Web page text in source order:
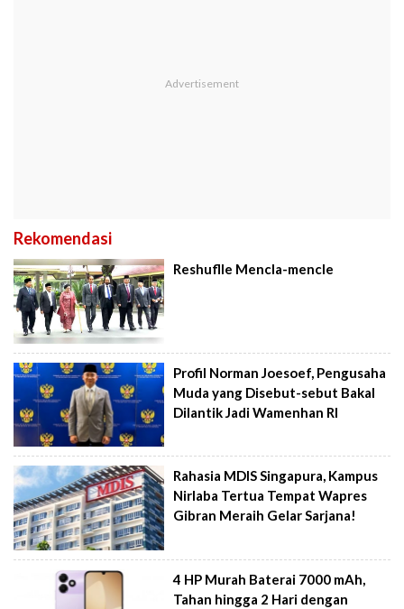
Rekomendasi
Reshuflle Mencla-mencle
Profil Norman Joesoef, Pengusaha
Muda yang Disebut-sebut Bakal
Dilantik Jadi Wamenhan RI
Rahasia MDIS Singapura, Kampus
Nirlaba Tertua Tempat Wapres
Gibran Meraih Gelar Sarjana!
4 HP Murah Baterai 7000 mAh,
Tahan hingga 2 Hari dengan